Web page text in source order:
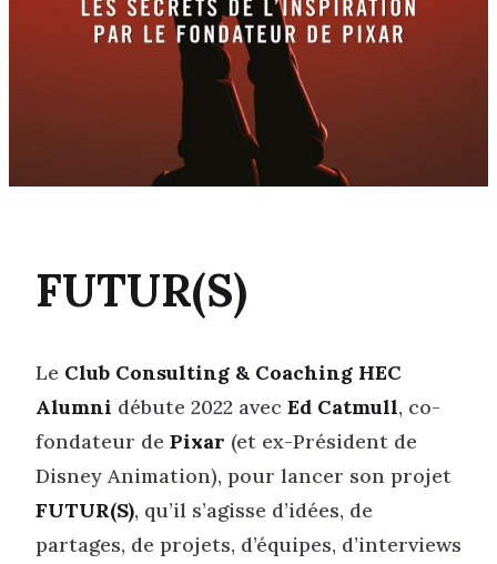
FUTUR(S)
Le Club Consulting & Coaching HEC
Alumni débute 2022 avec Ed Catmull, co-
fondateur de Pixar (et ex-Président de
Disney Animation), pour lancer son projet
FUTUR(S), qu’il s’agisse d’idées, de
partages, de projets, d’équipes, d’interviews